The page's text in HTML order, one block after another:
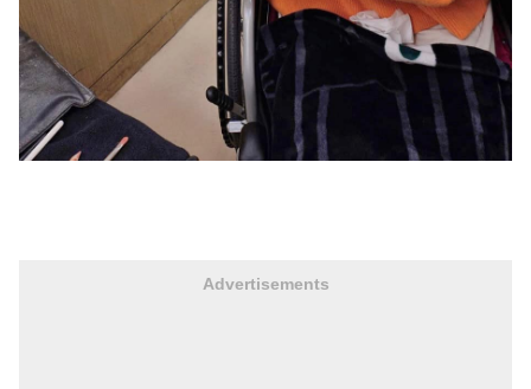
Advertisements